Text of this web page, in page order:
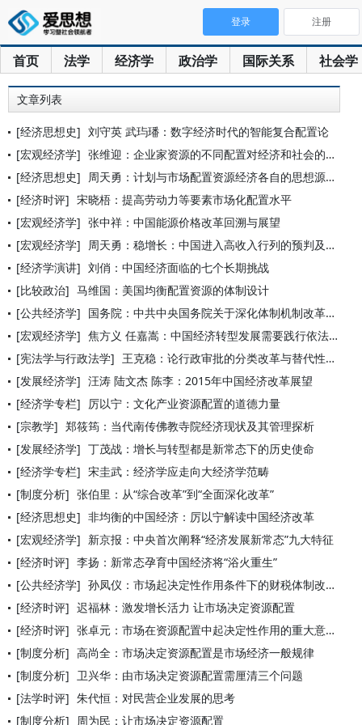
首页 法学 经济学 政治学 国际关系 社会学
登录 注册
文章列表
[经济思想史] 刘守英 武玙璠：数字经济时代的智能复合配置论
[宏观经济学] 张维迎：企业家资源的不同配置对经济和社会的影响
[经济思想史] 周天勇：计划与市场配置资源经济各自的思想源泉
[经济时评] 宋晓梧：提高劳动力等要素市场化配置水平
[宏观经济学] 张中祥：中国能源价格改革回溯与展望
[宏观经济学] 周天勇：稳增长：中国进入高收入行列的预判及其方案
[经济学演讲] 刘俏：中国经济面临的七个长期挑战
[比较政治] 马维国：美国均衡配置资源的体制设计
[公共经济学] 国务院：中共中央国务院关于深化体制机制改革加快实施创新驱动发
[宏观经济学] 焦方义 任嘉嵩：中国经济转型发展需要践行依法行政
[宪法学与行政法学] 王克稳：论行政审批的分类改革与替代性制度建设
[发展经济学] 汪涛 陆文杰 陈李：2015年中国经济改革展望
[经济学专栏] 厉以宁：文化产业资源配置的道德力量
[宗教学] 郑筱筠：当代南传佛教寺院经济现状及其管理探析
[发展经济学] 丁茂战：增长与转型都是新常态下的历史使命
[经济学专栏] 宋圭武：经济学应走向大经济学范畴
[制度分析] 张伯里：从“综合改革”到“全面深化改革”
[经济思想史] 非均衡的中国经济：厉以宁解读中国经济改革
[宏观经济学] 新京报：中央首次阐释“经济发展新常态”九大特征
[经济时评] 李扬：新常态孕育中国经济将“浴火重生”
[公共经济学] 孙凤仪：市场起决定性作用条件下的财税体制改革
[经济时评] 迟福林：激发增长活力 让市场决定资源配置
[经济时评] 张卓元：市场在资源配置中起决定性作用的重大意义
[制度分析] 高尚全：市场决定资源配置是市场经济一般规律
[制度分析] 卫兴华：由市场决定资源配置需厘清三个问题
[法学时评] 朱代恒：对民营企业发展的思考
[制度分析] 周为民：让市场决定资源配置